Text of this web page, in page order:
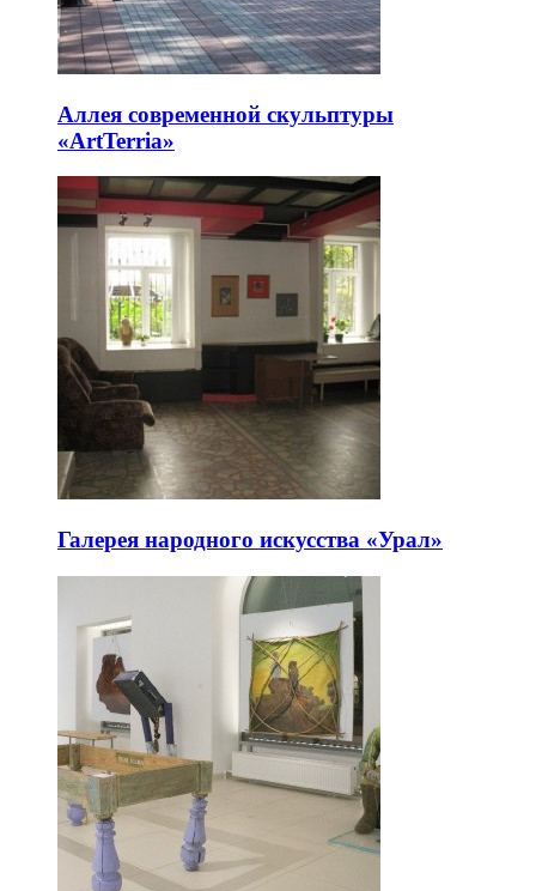
Аллея современной скульптуры
«ArtTerria»
Галерея народного искусства «Урал»